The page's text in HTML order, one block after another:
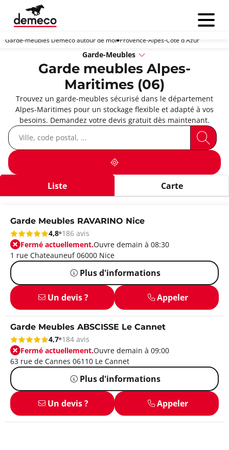
Menu
Garde-meubles Demeco autour de moi Provence-Alpes-Côte d'Azur
Garde-Meubles
Garde meubles Alpes-
Maritimes (06)
Trouvez un garde-meubles sécurisé dans le département
Alpes-Maritimes pour un stockage flexible et adapté à vos
besoins. Demandez votre devis gratuit dès maintenant.
Liste Carte
Garde Meubles RAVARINO Nice
4,8 186 avis
Fermé actuellement.Ouvre demain à 08:30
1 rue Chateauneuf 06000 Nice
Plus d'informations
Un devis ? Appeler
Garde Meubles ABSCISSE Le Cannet
4,7 184 avis
Fermé actuellement.Ouvre demain à 09:00
63 rue de Cannes 06110 Le Cannet
Plus d'informations
Un devis ? Appeler